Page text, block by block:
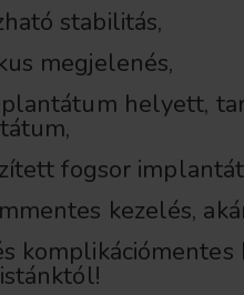
stabilitás,
megjelenés,
helyett,
fogsor
kezelés,